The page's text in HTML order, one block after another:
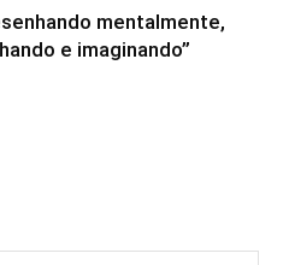
mentalmente,
e imaginando”